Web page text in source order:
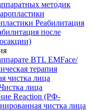
методик
Реабилитация
после
BTL EMFace/
терапия
чистка лица
лица
Reaction (РФ-
чистка лица